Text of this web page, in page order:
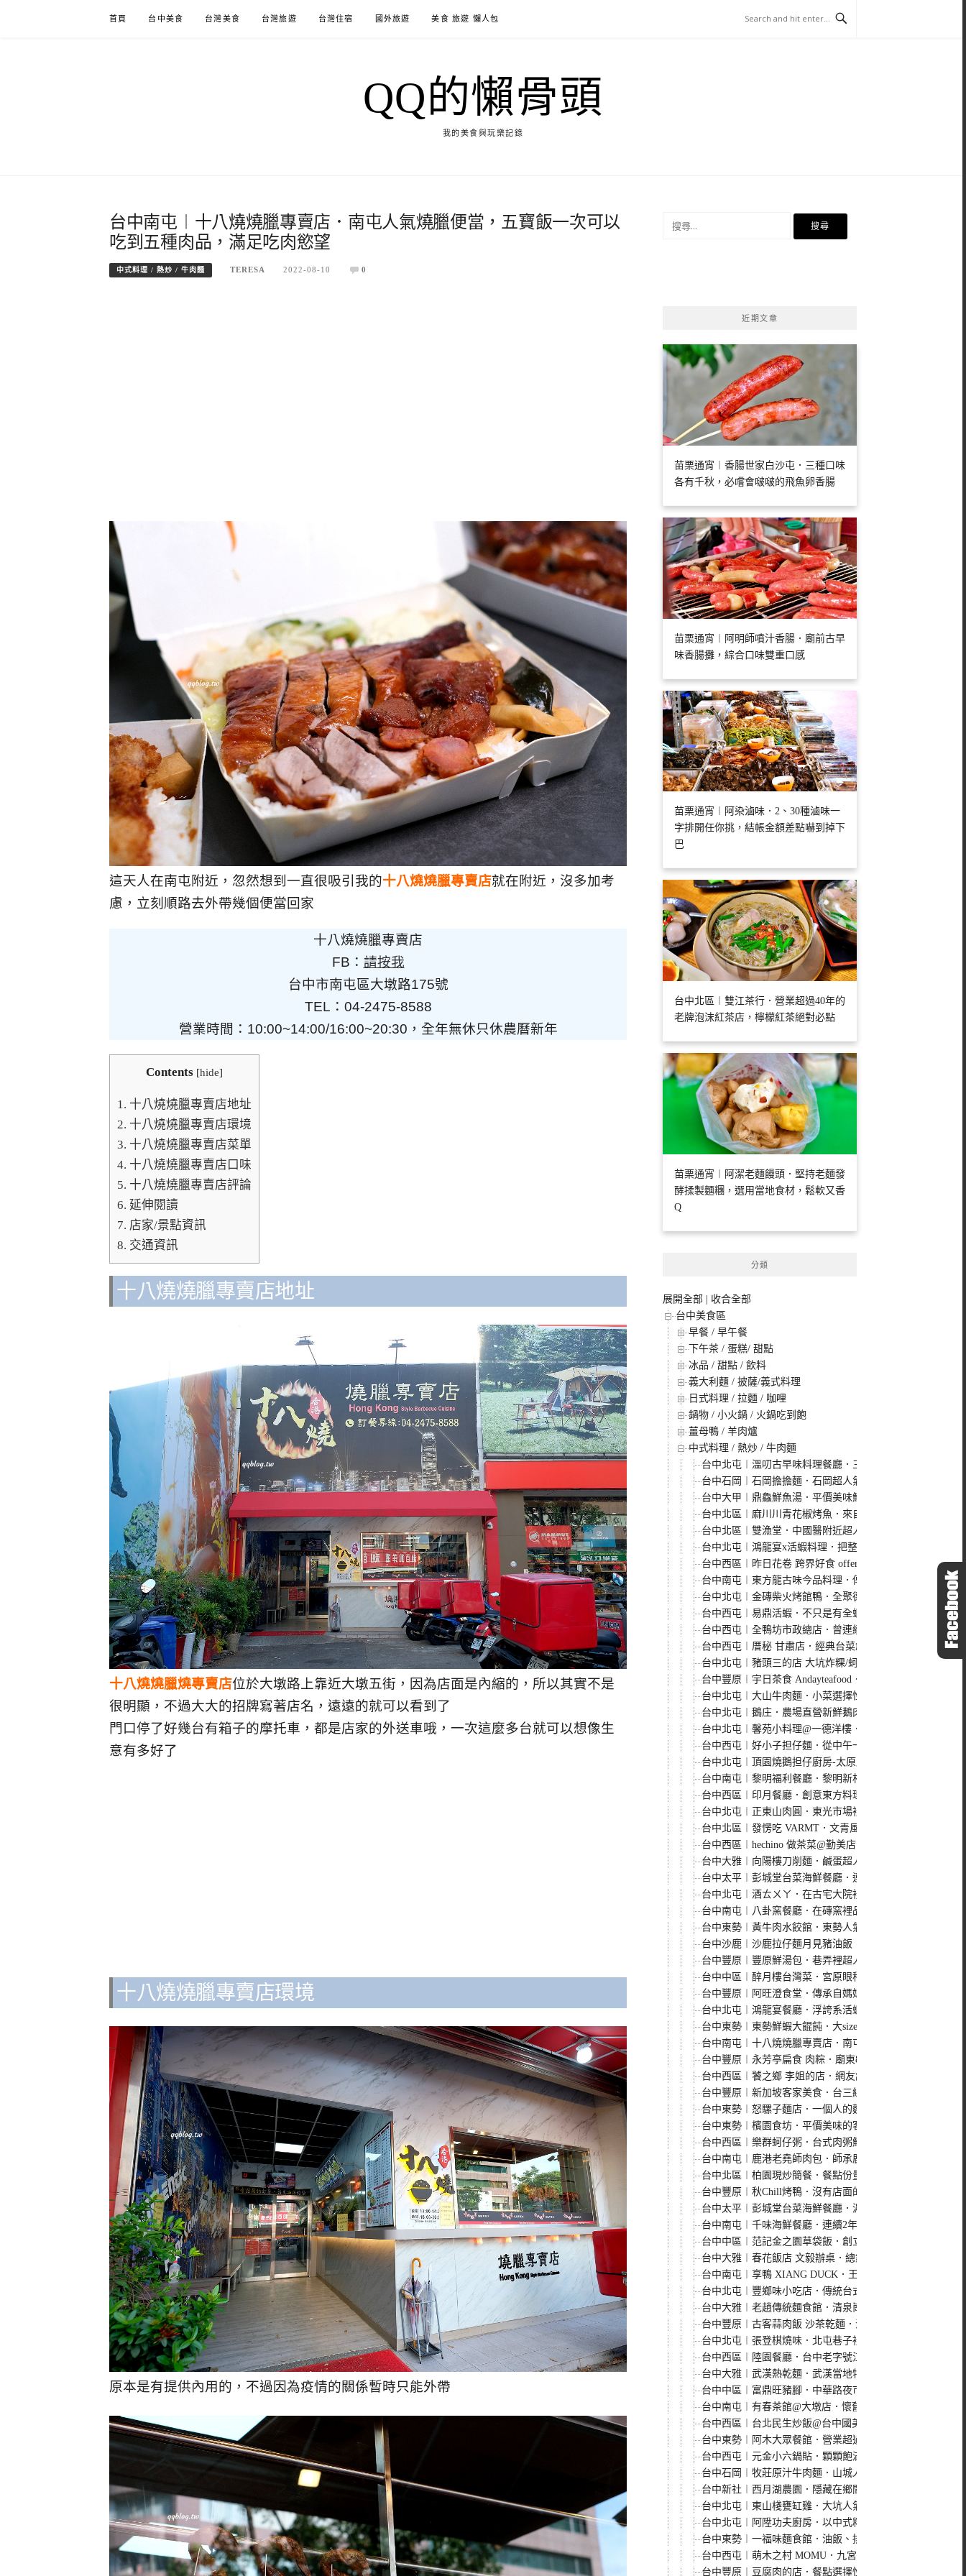
首頁 台中美食 台灣美食 台灣旅遊 台灣住宿 國外旅遊 美食 旅遊 懶人包
QQ的懶骨頭
我的美食與玩樂記錄
台中南屯︱十八燒燒臘專賣店．南屯人氣燒臘便當，五寶飯一次可以
吃到五種肉品，滿足吃肉慾望
中式料理 / 熱炒 / 牛肉麵 TERESA 2022-08-10 0
這天人在南屯附近，忽然想到一直很吸引我的十八燒燒臘專賣店就在附近，沒多加考
慮，立刻順路去外帶幾個便當回家
十八燒燒臘專賣店
FB： 請按我
台中市南屯區大墩路175號
TEL：04-2475-8588
營業時間：10:00~14:00/16:00~20:30，全年無休只休農曆新年
Contents [hide]
1. 十八燒燒臘專賣店地址
2. 十八燒燒臘專賣店環境
3. 十八燒燒臘專賣店菜單
4. 十八燒燒臘專賣店口味
5. 十八燒燒臘專賣店評論
6. 延伸閱讀
7. 店家/景點資訊
8. 交通資訊
十八燒燒臘專賣店地址
十八燒燒臘燒專賣店位於大墩路上靠近大墩五街，因為店面是內縮的，所以其實不是
很明顯，不過大大的招牌寫著店名，遠遠的就可以看到了
門口停了好幾台有箱子的摩托車，都是店家的外送車哦，一次這麼多台就可以想像生
意有多好了
十八燒燒臘專賣店環境
原本是有提供內用的，不過因為疫情的關係暫時只能外帶
近期文章
苗栗通宵︱香腸世家白沙屯．三種口味
各有千秋，必嚐會啵啵的飛魚卵香腸
苗栗通宵︱阿明師噴汁香腸．廟前古早
味香腸攤，綜合口味雙重口感
苗栗通宵︱阿染滷味．2、30種滷味一
字排開任你挑，結帳金額差點嚇到掉下
巴
台中北區︱雙江茶行．營業超過40年的
老牌泡沫紅茶店，檸檬紅茶絕對必點
苗栗通宵︱阿潔老麵饅頭．堅持老麵發
酵揉製麵糰，選用當地食材，鬆軟又香
Q
分類
展開全部
收合全部
台中美食區
早餐 / 早午餐
下午茶 / 蛋糕/ 甜點
冰品 / 甜點 / 飲料
義大利麵 / 披薩/義式料理
日式料理 / 拉麵 / 咖哩
鍋物 / 小火鍋 / 火鍋吃到飽
薑母鴨 / 羊肉爐
中式料理 / 熱炒 / 牛肉麵
台中北屯︱溫叨古早味料理餐廳．三合院裡的古早味料理
台中石岡︱石岡擔擔麵．石岡超人氣客家料理，沒有提早預
台中大甲︱鼎鱻鮮魚湯．平價美味鮮魚料理，鎮瀾宮美食推
台中北區︱麻川川青花椒烤魚．來自重慶的道地烤魚，現
台中北區︱雙漁堂．中國醫附近超人氣複合式簡餐，粽子
台中北屯︱鴻龍宴x活蝦料理．把整艘船開進餐廳裡，8人
台中西區︱昨日花卷 跨界好食 offer oh fusion restaurant．
台中南屯︱東方龍古味今品料理．傳統料理融合創新蹦出
台中北屯︱金磚柴火烤館鴨．全聚德技法果木柴燒窯，一
台中西屯︱易鼎活蝦．不只是有全蝦料理還有羊肉爐，冷
台中西屯︱全鴨坊市政總店．曾連續2年獲得米其林餐盤推
台中西屯︱厝秘 甘肅店．經典台菜創新吃法，環境大器有
台中北屯︱豬頭三的店 大坑炸粿/蚵嗲．大坑超人氣小吃，
台中豐原︱宇日茶食 Andayteafood．隱藏在菜市場旁的台
台中北屯︱大山牛肉麵．小菜選擇性多，紅燒口味牛肉麵
台中北屯︱鵝庄．農場直營新鮮鵝肉，黃金燒鵝平日限量
台中北屯︱馨苑小料理@一德洋樓．在歷史建築裡品嚐米
台中西屯︱好小子担仔麵．從中午一路營業到半夜的人氣
台中北屯︱頂園燒鵝担仔廚房-太原店．阿官火鍋集團燒鵝
台中南屯︱黎明福利餐廳．黎明新村裡40年眷村菜，點滿
台中西區︱印月餐廳．創意東方料理中式經典菜，經典烤鴨
台中北屯︱正東山肉圓．東光市場裡的人氣小吃，肉圓有Q
台中北區︱發愣吃 VARMT．文青風中式創意麵食，2024米
台中西區︱hechino 做茶菜@勤美店．咖啡館風格台菜餐廳
台中大雅︱向陽樓刀削麵．鹹蛋超人削麵很吸睛，喜歡QQ
台中太平︱彭城堂台菜海鮮餐廳．連續多年獲選為米其林
台中北屯︱酒ㄊㄨㄚ．在古宅大院裡品嚐中式料理，復古味
台中南屯︱八卦窯餐廳．在磚窯裡品嚐熱炒料理，招牌菜
台中東勢︱黃牛肉水餃館．東勢人氣牛肉麵館，招牌麻辣
台中沙鹿︱沙鹿拉仔麵月見豬油飯．懷舊的課堂坐位用餐
台中豐原︱豐原鮮湯包．巷弄裡超人氣鮮肉湯包，現點現作
台中中區︱醉月樓台灣菜．宮原眼科裡的台菜料理，連續
台中豐原︱阿旺澄食堂．傳承自媽媽好手藝的古早味小吃
台中北屯︱鴻龍宴餐廳．浮誇系活蝦料理餐廳，把整艘船
台中東勢︱東勢鮮蝦大餛飩．大size鮮蝦餛飩口味好，小菜
台中南屯︱十八燒燒臘專賣店．南屯人氣燒臘便當，五寶
台中豐原︱永芳亭扁食 肉粽．廟東80年老店，肉粽、扁食
台中西區︱饕之鄉 李姐的店．網友評比為台中平價版鼎泰
台中豐原︱新加坡客家美食．台三線上的客家美食餐廳，招
台中東勢︱怒騾子麵店．一個人的麵店，滷菜值得一吃，東
台中東勢︱檳園食坊．平價美味的客家菜餐廳，推清燙溫體
台中西區︱樂群蚵仔粥．台式肉粥鮮甜好吃，小菜通通來
台中南屯︱鹿港老堯師肉包．師承鹿港超人氣老龍師的香
台中北區︱柏園現炒簡餐．餐點份量大口味好，一吃超過
台中豐原︱秋Chill烤鴨．沒有店面的好吃烤鴨，只能透過
台中太平︱彭城堂台菜海鮮餐廳．濃濃古早味的台菜餐廳
台中南屯︱千味海鮮餐廳．連續2年入圍台中米其林餐盤推
台中中區︱范記金之園草袋飯．創立於1978年的人氣炸排
台中大雅︱春花飯店 文毅辦桌．總鋪師經典菜餚直接帶回
台中南屯︱享鴨 XIANG DUCK．王品集團新創意，一鴨三
台中北屯︱豐鄉味小吃店．傳統台式小吃店，餐點選擇性
台中大雅︱老趙傳統麵食館．清泉崗人氣麵食館，小菜選
台中豐原︱古客蒜肉飯 沙茶乾麵．沙茶乾麵、蒜肉飯、虱
台中北屯︱張登棋燒味．北屯巷子裡的美味燒臘便當，不
台中西區︱陸園餐廳．台中老字號江浙菜餐廳，2020年榮
台中大雅︱武漢熱乾麵．武漢當地特色早餐，口味特別一
台中中區︱富鼎旺豬腳．中華路夜市旁人氣豬腳店，可內
台中南屯︱有春茶館@大墩店．懷舊氛圍的古早味餐點，
台中西區︱台北民生炒飯@台中國美店．米飯粒粒分明，
台中東勢︱阿木大眾餐館．營業超過60年的老字號餐館，
台中西屯︱元金小六鍋貼．顆顆飽滿會噴汁，台中鍋貼排隊
台中石岡︱牧莊原汁牛肉麵．山城人氣牛肉麵，用餐時間人
台中新社︱西月湖農園．隱藏在鄉間小路的人氣餐廳，推
台中北屯︱東山棧甕缸雞．大坑人氣甕缸雞，每桌都要有
台中北屯︱阿陞功夫廚房．以中式料理為主的復古風格特
台中東勢︱一福味麵食館．油飯、排骨酥湯是招牌，晚來
台中西屯︱萌木之村 MOMU．九宮格早餐、點咖啡送吐司
台中豐原︱豆腐肉的店．餐點選擇性多，豆腐肉是招牌，